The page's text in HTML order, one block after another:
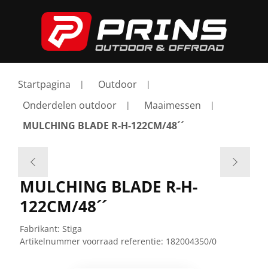
Startpagina
Outdoor
Onderdelen outdoor
Maaimessen
MULCHING BLADE R-H-122CM/48´´
MULCHING BLADE R-H-
122CM/48´´
Fabrikant: Stiga
Artikelnummer voorraad referentie: 182004350/0